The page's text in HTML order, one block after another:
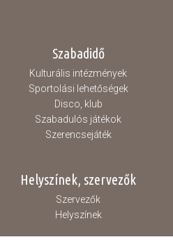
Szabadidő
Kulturális intézmények
Sportolási lehetőségek
Disco, klub
Szabadulós játékok
Szerencsejáték
Helyszínek, szervezők
Szervezők
Helyszínek